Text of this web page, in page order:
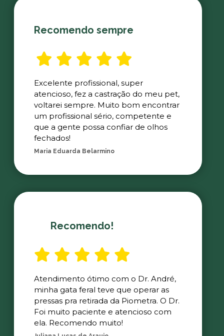
Recomendo sempre
Excelente profissional, super
atencioso, fez a castração do meu pet,
voltarei sempre. Muito bom encontrar
um profissional sério, competente e
que a gente possa confiar de olhos
fechados!
Maria Eduarda Belarmino
Recomendo!
Atendimento ótimo com o Dr. André,
minha gata feral teve que operar as
pressas pra retirada da Piometra. O Dr.
Foi muito paciente e atencioso com
ela. Recomendo muito!